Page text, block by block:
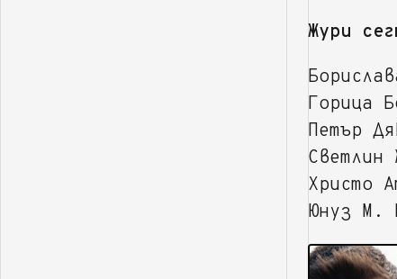
Жури
Горица
Петър
Светлин
Христо
Юнуз М.